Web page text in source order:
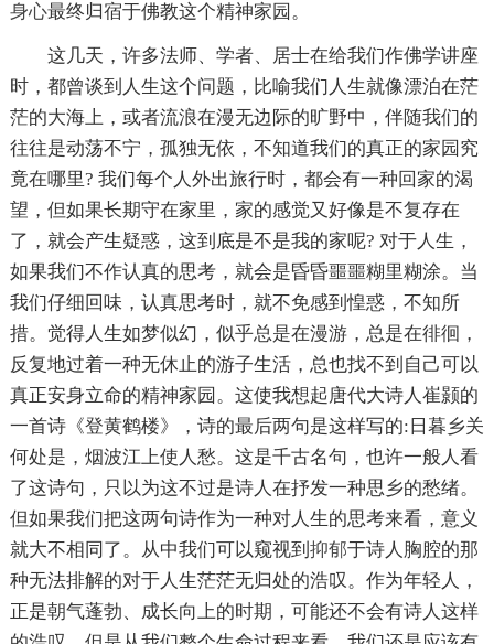
身心最终归宿于佛教这个精神家园。
这几天，许多法师、学者、居士在给我们作佛学讲座
时，都曾谈到人生这个问题，比喻我们人生就像漂泊在茫
茫的大海上，或者流浪在漫无边际的旷野中，伴随我们的
往往是动荡不宁，孤独无依，不知道我们的真正的家园究
竟在哪里? 我们每个人外出旅行时，都会有一种回家的渴
望，但如果长期守在家里，家的感觉又好像是不复存在
了，就会产生疑惑，这到底是不是我的家呢? 对于人生，
如果我们不作认真的思考，就会是昏昏噩噩糊里糊涂。当
我们仔细回味，认真思考时，就不免感到惶惑，不知所
措。觉得人生如梦似幻，似乎总是在漫游，总是在徘徊，
反复地过着一种无休止的游子生活，总也找不到自己可以
真正安身立命的精神家园。这使我想起唐代大诗人崔颢的
一首诗《登黄鹤楼》，诗的最后两句是这样写的:日暮乡关
何处是，烟波江上使人愁。这是千古名句，也许一般人看
了这诗句，只以为这不过是诗人在抒发一种思乡的愁绪。
但如果我们把这两句诗作为一种对人生的思考来看，意义
就大不相同了。从中我们可以窥视到 抑郁于诗人胸腔的那
种无法排解的对于人生茫茫无归处的浩叹。作为年轻人，
正是朝气蓬勃、成长向上的时期，可能还不会有诗人这样